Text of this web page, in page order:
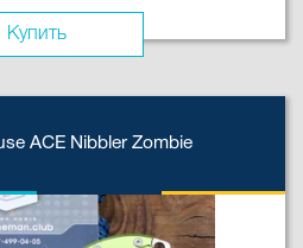
Купить
ACE Nibbler Zombie